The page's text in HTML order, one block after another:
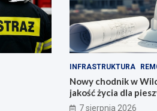
INFRASTRUKTURA
Nowy chodnik w
jakość życia dla
7 sierpnia 2026